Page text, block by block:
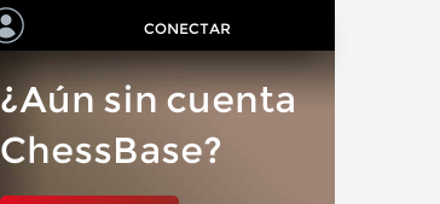
CONECTAR
¿Aún sin cuenta
ChessBase?